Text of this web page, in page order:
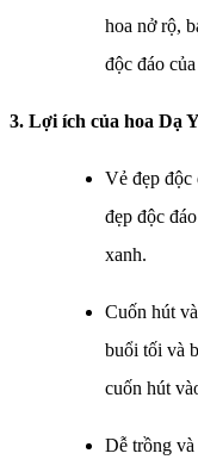
hoa nở rộ,
độc đáo
3. Lợi ích của hoa Dạ
Vẻ đẹp độc
đẹp độc
xanh.
Cuốn hút
buổi tối và
cuốn hút
Dễ trồng